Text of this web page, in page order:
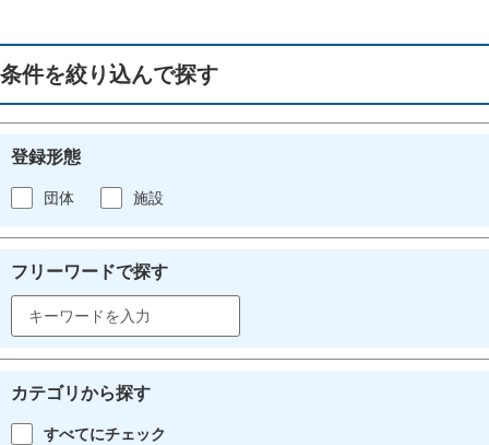
条件を絞り込んで探す
登録形態
団体 施設
フリーワードで探す
カテゴリから探す
すべてにチェック